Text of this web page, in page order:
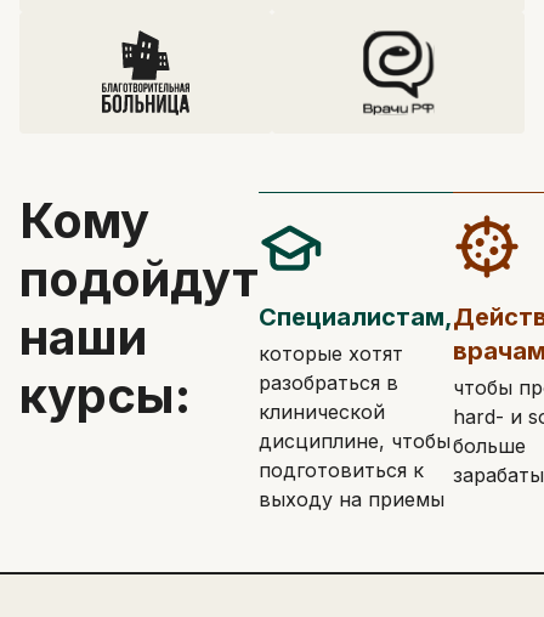
Кому
подойдут
наши
курсы:
Специалистам,
которые хотят
разобраться в
клинической
дисциплине, чтобы
подготовиться к
выходу на приемы
чтобы
hard- и
больше